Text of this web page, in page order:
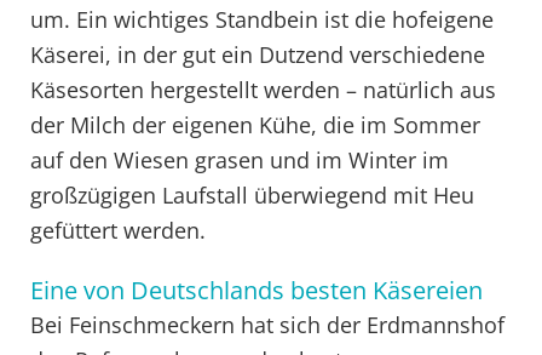
um. Ein wichtiges Standbein ist die hofeigene
Käserei, in der gut ein Dutzend verschiedene
Käsesorten hergestellt werden – natürlich aus
der Milch der eigenen Kühe, die im Sommer
auf den Wiesen grasen und im Winter im
großzügigen Laufstall überwiegend mit Heu
gefüttert werden.
Eine von Deutschlands besten Käsereien
Bei Feinschmeckern hat sich der Erdmannshof